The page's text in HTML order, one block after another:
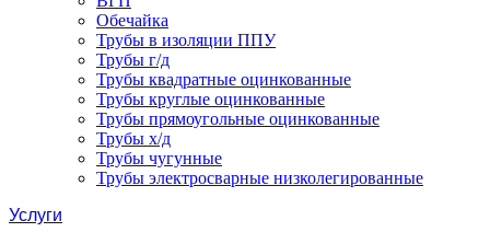
Обечайка
Трубы в изоляции ППУ
Трубы г/д
Трубы квадратные оцинкованные
Трубы круглые оцинкованные
Трубы прямоугольные оцинкованные
Трубы х/д
Трубы чугунные
Трубы электросварные низколегированные
Услуги